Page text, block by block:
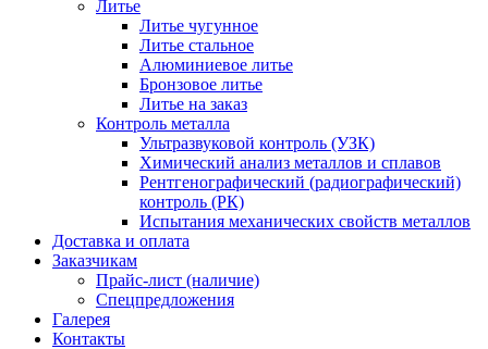
Литье
Литье чугунное
Литье стальное
Алюминиевое литье
Бронзовое литье
Литье на заказ
Контроль металла
Ультразвуковой контроль (УЗК)
Химический анализ металлов и сплавов
Рентгенографический (радиографический)
контроль (РК)
Испытания механических свойств металлов
Доставка и оплата
Заказчикам
Прайс-лист (наличие)
Спецпредложения
Галерея
Контакты